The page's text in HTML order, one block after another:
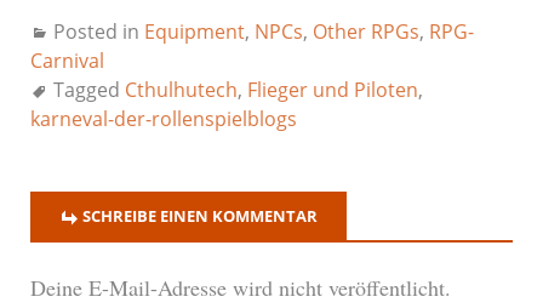
Posted in Equipment, NPCs, Other RPGs, RPG-
Carnival
Tagged Cthulhutech, Flieger und Piloten,
karneval-der-rollenspielblogs
SCHREIBE EINEN KOMMENTAR
Deine E-Mail-Adresse wird nicht veröffentlicht.